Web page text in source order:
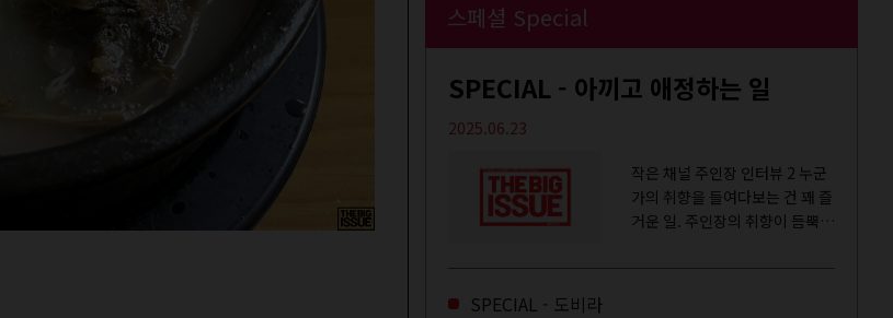
스페셜 Special
SPECIAL - 아끼고 애정하는 일
2025.06.23
작은 채널 주인장 인터뷰 2 누군
가의 취향을 들여다보는 건 꽤 즐
거운 일. 주인장의 취향이 듬뿍
SPECIAL - 도비라